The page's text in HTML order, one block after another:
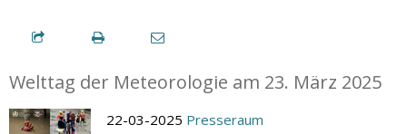
Welttag der Meteorologie am 23. März 2025
22-03-2025 Presseraum